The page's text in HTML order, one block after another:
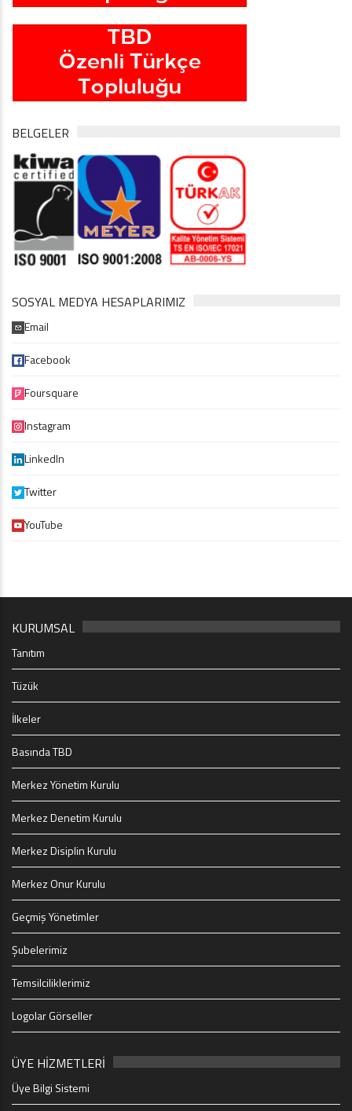
BELGELER
SOSYAL MEDYA HESAPLARIMIZ
Email
Facebook
Foursquare
Instagram
LinkedIn
Twitter
YouTube
KURUMSAL
Tanıtım
Tüzük
İlkeler
Basında TBD
Merkez Yönetim Kurulu
Merkez Denetim Kurulu
Merkez Disiplin Kurulu
Merkez Onur Kurulu
Geçmiş Yönetimler
Şubelerimiz
Temsilciliklerimiz
Logolar Görseller
ÜYE HİZMETLERİ
Üye Bilgi Sistemi